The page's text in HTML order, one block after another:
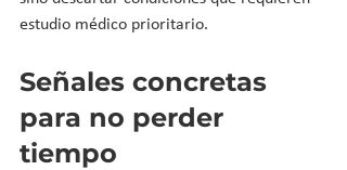
estudio médico prioritario.
Señales concretas
para no perder
tiempo